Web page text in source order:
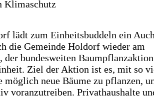
lädt zum Einheitsbuddeln ein
die Gemeinde Holdorf wieder am
der bundesweiten
Ziel der Aktion ist es, mit so
möglich neue Bäume zu pflanzen,
voranzutreiben. Privathaushalte